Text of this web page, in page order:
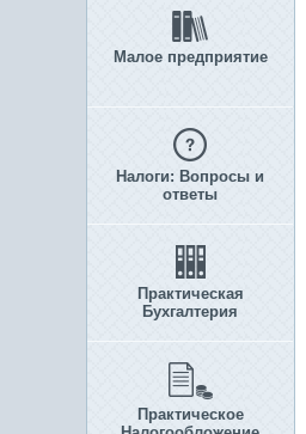
Малое предприятие
Налоги: Вопросы и
ответы
Практическая
Бухгалтерия
Практическое